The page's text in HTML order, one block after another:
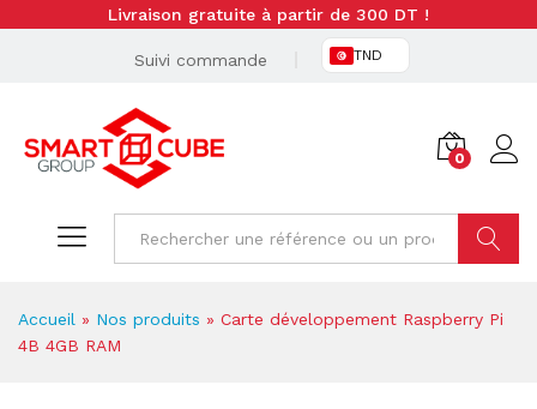
Livraison gratuite à partir de 300 DT !
Suivi commande TND
0
Accueil » Nos produits » Carte développement Raspberry Pi
4B 4GB RAM